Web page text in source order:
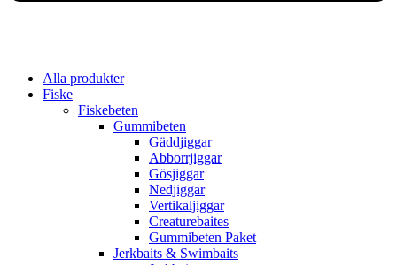
Alla produkter
Fiske
Fiskebeten
Gummibeten
Gäddjiggar
Abborrjiggar
Gösjiggar
Nedjiggar
Vertikaljiggar
Creaturebaites
Gummibeten Paket
Jerkbaits & Swimbaits